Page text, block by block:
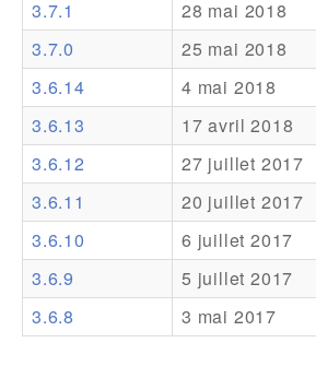
Addons
Theme Packs
Translation Packs
Support
Forum
Support Pro
3.7.1
28 mai 2018
3.7.0
25 mai 2018
3.6.14
4 mai 2018
3.6.13
17 avril 2018
3.6.12
27 juillet 2017
3.6.11
20 juillet 2017
3.6.10
6 juillet 2017
3.6.9
5 juillet 2017
3.6.8
3 mai 2017